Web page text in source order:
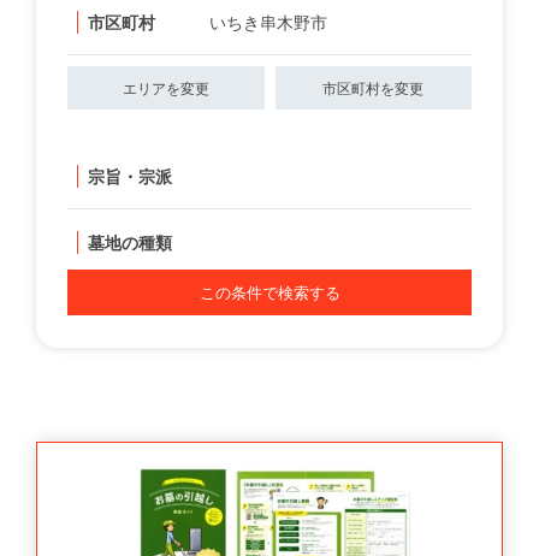
市区町村 いちき串木野市
エリアを変更 市区町村を変更
宗旨・宗派
墓地の種類
この条件で検索する